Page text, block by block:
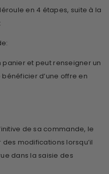
en 4 étapes, suite à la
panier et peut renseigner un
d’une offre en
de sa commande, le
modifications lorsqu’il
dans la saisie des